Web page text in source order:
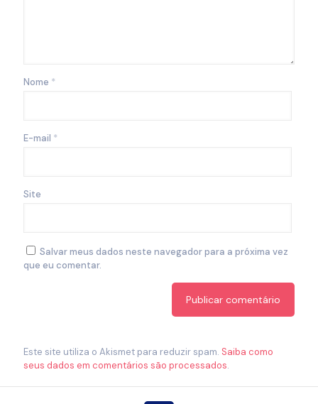
Nome *
E-mail *
Site
Salvar meus dados neste navegador para a próxima vez
que eu comentar.
Este site utiliza o Akismet para reduzir spam. Saiba como
seus dados em comentários são processados.